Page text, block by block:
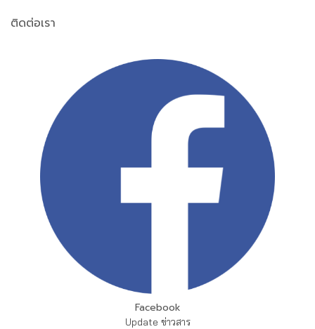
ติดต่อเรา
Facebook
Update ข่าวสาร